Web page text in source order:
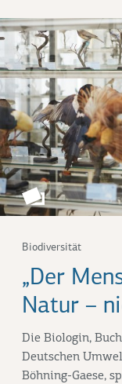
Biodiversität
„Der
Natur –
Die Biologin,
Deutschen
Böhning-Gaese,